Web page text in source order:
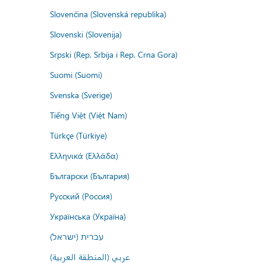
Slovenčina (Slovenská republika)
Slovenski (Slovenija)
Srpski (Rep. Srbija i Rep. Crna Gora)
Suomi (Suomi)
Svenska (Sverige)
Tiếng Việt (Việt Nam)
Türkçe (Türkiye)
Ελληνικά (Ελλάδα)
Български (България)
Русский (Россия)
Українська (Україна)
עברית (ישראל)
عربي (المنطقة العربية)